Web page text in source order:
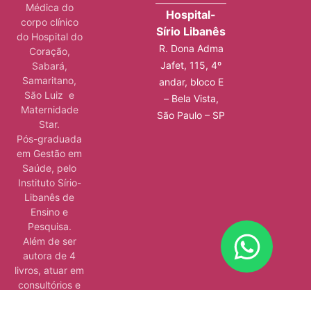
Médica do
corpo clínico
do Hospital do
Coração,
Sabará,
Samaritano,
São Luiz e
Maternidade
Star.
Pós-graduada
em Gestão em
Saúde, pelo
Instituto Sírio-
Libanês de
Ensino e
Pesquisa.
Além de ser
autora de 4
livros, atuar em
consultórios e
Hospital-
Sírio Libanês
R. Dona Adma
Jafet, 115, 4º
andar, bloco E
– Bela Vista,
São Paulo – SP